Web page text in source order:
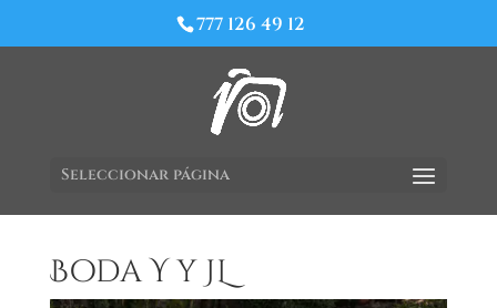
777 126 49 12
Seleccionar página
Boda Y y JL